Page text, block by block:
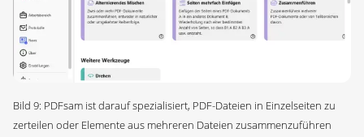
Bild 9: PDFsam ist darauf spezialisiert, PDF-Dateien in Einzelseiten zu
zerteilen oder Elemente aus mehreren Dateien zusammenzuführen